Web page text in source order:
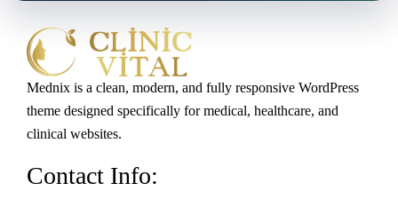
Mednix is a clean, modern, and fully responsive WordPress
theme designed specifically for medical, healthcare, and
clinical websites.
Contact Info: